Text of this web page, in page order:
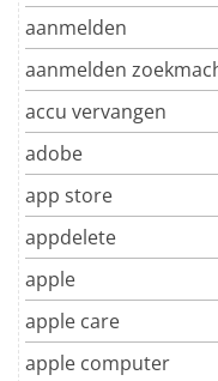
aanmelden
aanmelden
accu vervangen
adobe
app store
appdelete
apple
apple care
apple computer